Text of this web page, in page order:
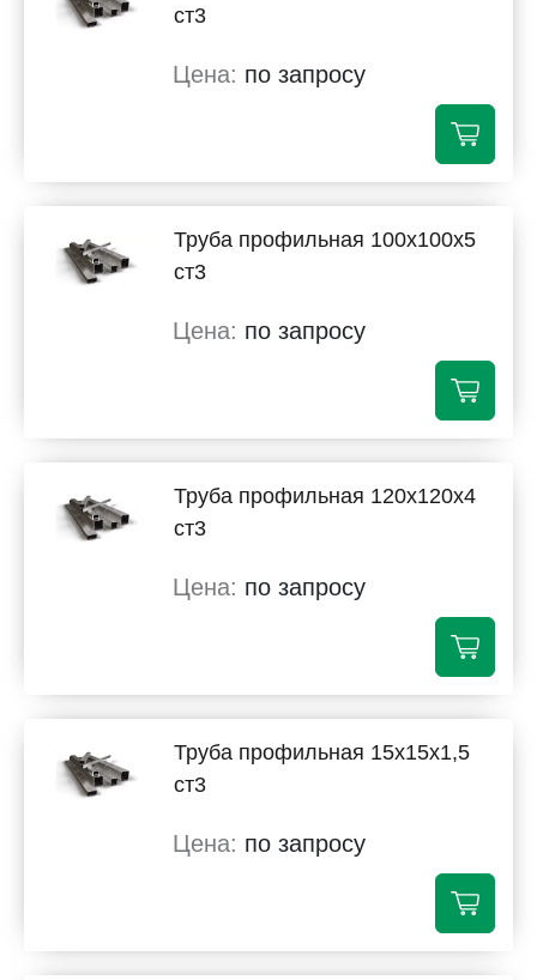
ст3
по запросу
Труба профильная 100х100х5
ст3
по запросу
Труба профильная 120х120х4
ст3
по запросу
Труба профильная 15х15х1,5
ст3
по запросу